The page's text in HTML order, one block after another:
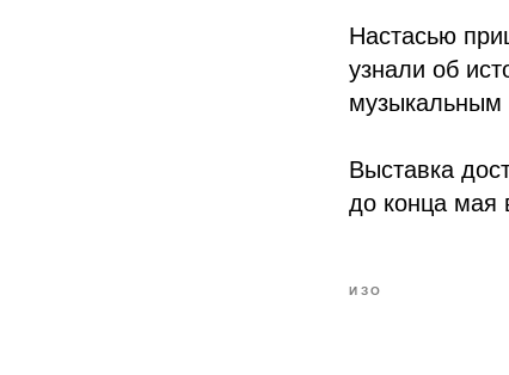
Настасью
узнали об
музыкальным
Выставка
до конца мая
ИЗО